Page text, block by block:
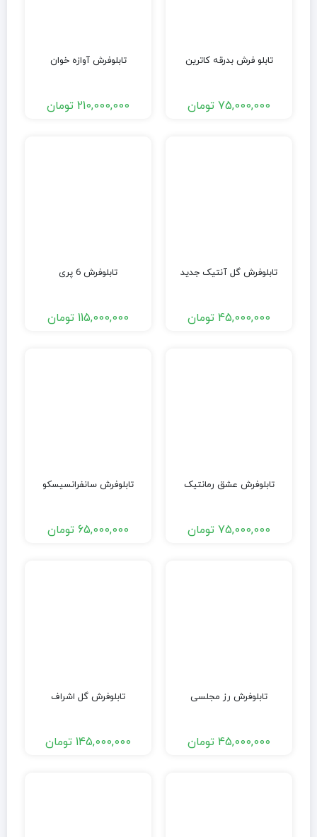
تابلو فرش بدرقه کاترین
75,000,000 تومان
تابلوفرش آوازه خوان
210,000,000 تومان
تابلوفرش گل آنتیک جدید
45,000,000 تومان
تابلوفرش 6 پری
115,000,000 تومان
تابلوفرش عشق رمانتیک
75,000,000 تومان
تابلوفرش سانفرانسیسکو
65,000,000 تومان
تابلوفرش رز مجلسی
45,000,000 تومان
تابلوفرش گل اشراف
145,000,000 تومان